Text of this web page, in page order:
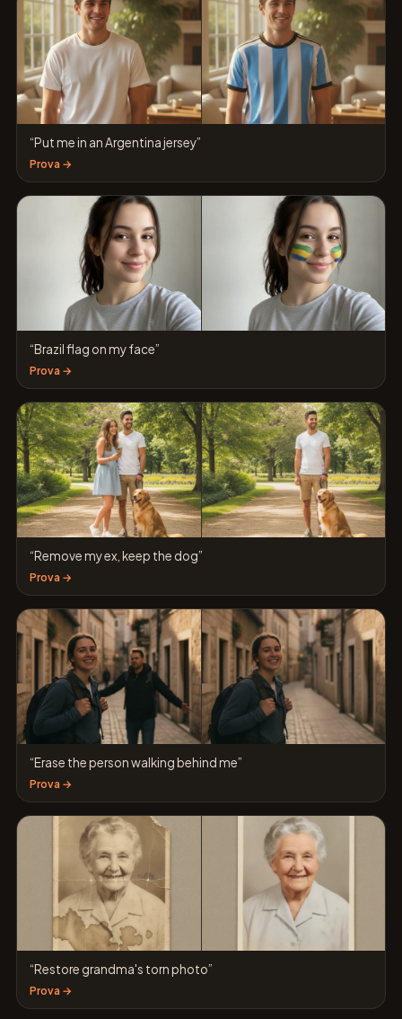
“Put me in an Argentina jersey”
Prova →
“Brazil flag on my face”
Prova →
“Remove my ex, keep the dog”
Prova →
“Erase the person walking behind me”
Prova →
“Restore grandma's torn photo”
Prova →